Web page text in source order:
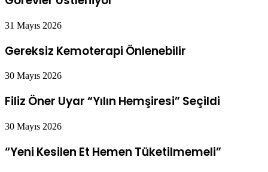
31 Mayıs 2026
Gereksiz Kemoterapi Önlenebilir
30 Mayıs 2026
Filiz Öner Uyar “Yılın Hemşiresi” Seçildi
30 Mayıs 2026
“Yeni Kesilen Et Hemen Tüketilmemeli”